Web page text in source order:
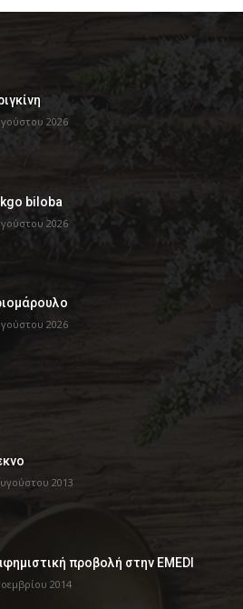
2026
biloba
2026
2026
2013
προβολή στην EMEDI
2014